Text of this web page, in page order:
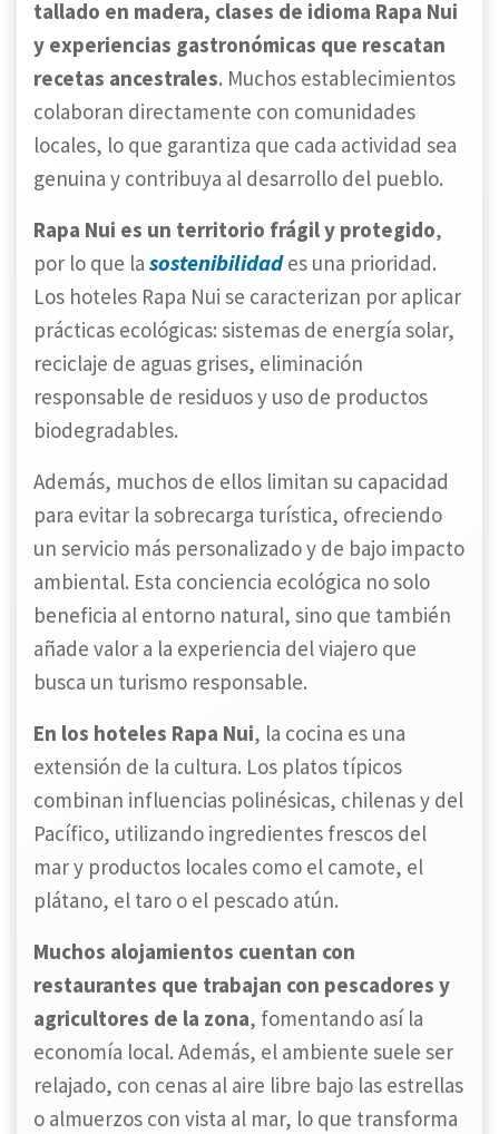
tallado en madera, clases de idioma Rapa Nui
y experiencias gastronómicas que rescatan
recetas ancestrales. Muchos establecimientos
colaboran directamente con comunidades
locales, lo que garantiza que cada actividad sea
genuina y contribuya al desarrollo del pueblo.
Rapa Nui es un territorio frágil y protegido,
por lo que la sostenibilidad es una prioridad.
Los hoteles Rapa Nui se caracterizan por aplicar
prácticas ecológicas: sistemas de energía solar,
reciclaje de aguas grises, eliminación
responsable de residuos y uso de productos
biodegradables.
Además, muchos de ellos limitan su capacidad
para evitar la sobrecarga turística, ofreciendo
un servicio más personalizado y de bajo impacto
ambiental. Esta conciencia ecológica no solo
beneficia al entorno natural, sino que también
añade valor a la experiencia del viajero que
busca un turismo responsable.
En los hoteles Rapa Nui, la cocina es una
extensión de la cultura. Los platos típicos
combinan influencias polinésicas, chilenas y del
Pacífico, utilizando ingredientes frescos del
mar y productos locales como el camote, el
plátano, el taro o el pescado atún.
Muchos alojamientos cuentan con
restaurantes que trabajan con pescadores y
agricultores de la zona, fomentando así la
economía local. Además, el ambiente suele ser
relajado, con cenas al aire libre bajo las estrellas
o almuerzos con vista al mar, lo que transforma